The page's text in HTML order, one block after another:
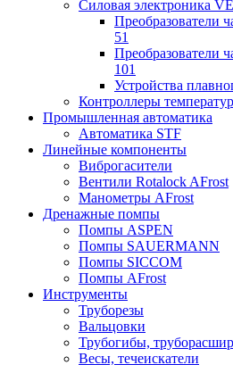
Силовая электроника
Преобразователи
51
Преобразователи
101
Устройства
Контроллеры
Промышленная автоматика
Автоматика STF
Линейные компоненты
Виброгасители
Вентили Rotalock AFrost
Манометры AFrost
Дренажные помпы
Помпы ASPEN
Помпы SAUERMANN
Помпы SICCOM
Помпы AFrost
Инструменты
Труборезы
Вальцовки
Трубогибы,
Весы, течеискатели